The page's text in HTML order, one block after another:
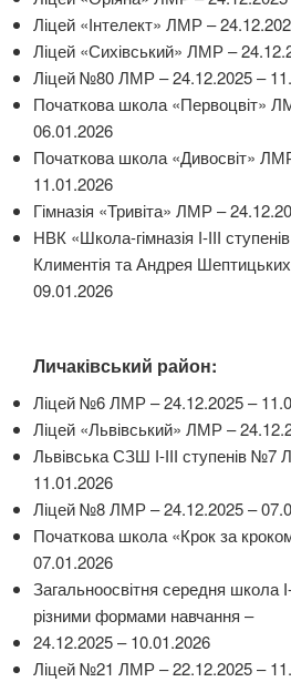
Ліцей «Інтелект» ЛМР –
Ліцей «Сихівський» ЛМР –
Ліцей №80 ЛМР – 24.12.2025 –
Початкова школа «Первоцвіт»
06.01.2026
Початкова школа «Дивосвіт»
11.01.2026
Гімназія «Тривіта» ЛМР –
НВК «Школа-гімназія І-ІІІ
Климентія та Андрея
09.01.2026
Личаківський район:
Ліцей №6 ЛМР – 24.12.2025 –
Ліцей «Львівський» ЛМР –
Львівська СЗШ І-ІІІ ступенів
11.01.2026
Ліцей №8 ЛМР – 24.12.2025 –
Початкова школа «Крок за
07.01.2026
Загальноосвітня середня школа І-
різними формами навчання –
24.12.2025 – 10.01.2026
Ліцей №21 ЛМР – 22.12.2025 –